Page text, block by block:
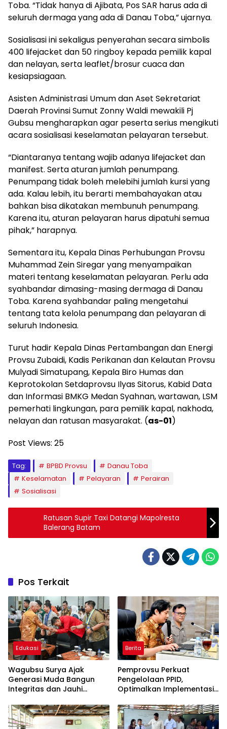
Toba. “Tidak hanya di Ajibata, Pos SAR harus ada di
seluruh dermaga yang ada di Danau Toba,” ujarnya.
Sosialisasi ini sekaligus penyerahan secara simbolis
400 lifejacket dan 50 ringboy kepada pemilik kapal
dan nelayan, serta leaflet/brosur cuaca dan
kesiapsiagaan.
Asisten Administrasi Umum dan Aset Sekretariat
Daerah Provinsi Sumut Zonny Waldi mewakili Pj
Gubsu mengharapkan agar peserta serius mengikuti
acara sosialisasi keselamatan pelayaran tersebut.
“Diantaranya tentang wajib adanya lifejacket dan
manifest. Serta aturan jumlah penumpang.
Penumpang tidak boleh melebihi jumlah kursi yang
ada. Kalau lebih, itu berarti membahayakan atau
bahkan bisa dikatakan membunuh penumpang.
Karena itu, aturan pelayaran harus dipatuhi semua
pihak,” harapnya.
Sementara itu, Kepala Dinas Perhubungan Provsu
Muhammad Zein Siregar yang menyampaikan
materi tentang keselamatan pelayaran. Perlu ada
syahbandar dimasing-masing dermaga di Danau
Toba. Karena syahbandar paling mengetahui
tentang tata kelola penumpang dan pelayaran di
seluruh Indonesia.
Turut hadir Kepala Dinas Pertambangan dan Energi
Provsu Zubaidi, Kadis Perikanan dan Kelautan Provsu
Mulyadi Simatupang, Kepala Biro Humas dan
Keprotokolan Setdaprovsu Ilyas Sitorus, Kabid Data
dan Informasi BMKG Medan Syahnan, wartawan, LSM
pemerhati lingkungan, para pemilik kapal, nakhoda,
nelayan dan ratusan masyarakat. (as-01)
Post Views: 25
Tag: BPBD Provsu
Danau Toba
Keselamatan
Pelayaran
Perairan
Sosialisasi
Ratusan Supir Taxi Datangi Mapolresta
Balerang Batam
Pos Terkait
Edukasi
Wagubsu Surya Ajak
Generasi Muda Bangun
Integritas dan Jauhi
Berita
Pemprovsu Perkuat
Pengelolaan PPID,
Optimalkan Implementasi
Tahun 2026